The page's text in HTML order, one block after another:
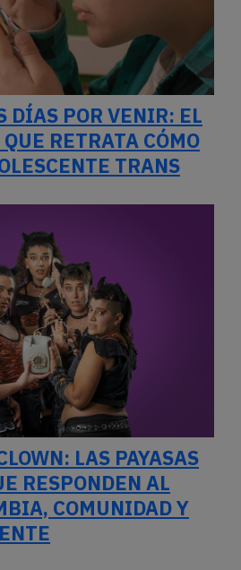
DÍAS POR VENIR: EL
RETRATA CÓMO
TRANS
LAS PAYASAS
RESPONDEN AL
COMUNIDAD Y